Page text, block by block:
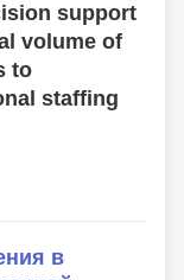
support
volume of
to
staffing
в